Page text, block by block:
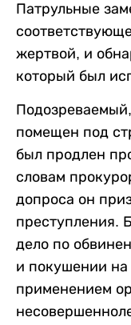
Патрульные
жертвой, и
который был
помещен под
был продлен
словам
допроса он
преступления.
дело по
и покушении на
применением